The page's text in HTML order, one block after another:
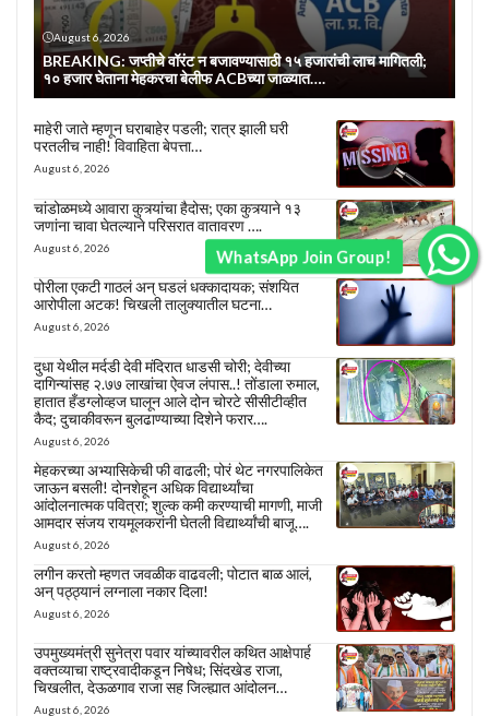
August 6, 2026
BREAKING: जप्तीचे वॉरंट न बजावण्यासाठी १५ हजारांची लाच मागितली;
१० हजार घेताना मेहकरचा बेलीफ ACBच्या जाळ्यात….
माहेरी जाते म्हणून घराबाहेर पडली; रात्र झाली घरी
परतलीच नाही! विवाहिता बेपत्ता…
August 6, 2026
चांडोळमध्ये आवारा कुत्र्यांचा हैदोस; एका कुत्र्याने १३
जणांना चावा घेतल्याने परिसरात वातावरण ….
August 6, 2026
पोरीला एकटी गाठलं अन् घडलं धक्कादायक; संशयित
आरोपीला अटक! चिखली तालुक्यातील घटना…
August 6, 2026
दुधा येथील मर्दडी देवी मंदिरात धाडसी चोरी; देवीच्या
दागिन्यांसह २.७७ लाखांचा ऐवज लंपास..! तोंडाला रुमाल,
हातात हँडग्लोव्हज घालून आले दोन चोरटे सीसीटीव्हीत
कैद; दुचाकीवरून बुलढाण्याच्या दिशेने फरार….
August 6, 2026
मेहकरच्या अभ्यासिकेची फी वाढली; पोरं थेट नगरपालिकेत
जाऊन बसली! दोनशेहून अधिक विद्यार्थ्यांचा
आंदोलनात्मक पवित्रा; शुल्क कमी करण्याची मागणी, माजी
आमदार संजय रायमूलकरांनी घेतली विद्यार्थ्यांची बाजू….
August 6, 2026
लगीन करतो म्हणत जवळीक वाढवली; पोटात बाळ आलं,
अन् पठ्ठ्यानं लग्नाला नकार दिला!
August 6, 2026
उपमुख्यमंत्री सुनेत्रा पवार यांच्यावरील कथित आक्षेपार्ह
वक्तव्याचा राष्ट्रवादीकडून निषेध; सिंदखेड राजा,
चिखलीत, देऊळगाव राजा सह जिल्ह्यात आंदोलन…
August 6, 2026
WhatsApp Join Group!